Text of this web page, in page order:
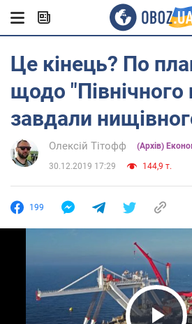
Це кінець? По
щодо "Північного
завдали
Олексій Тітофф (Архів)
30.12.2019 17:29 144,9 т.
199